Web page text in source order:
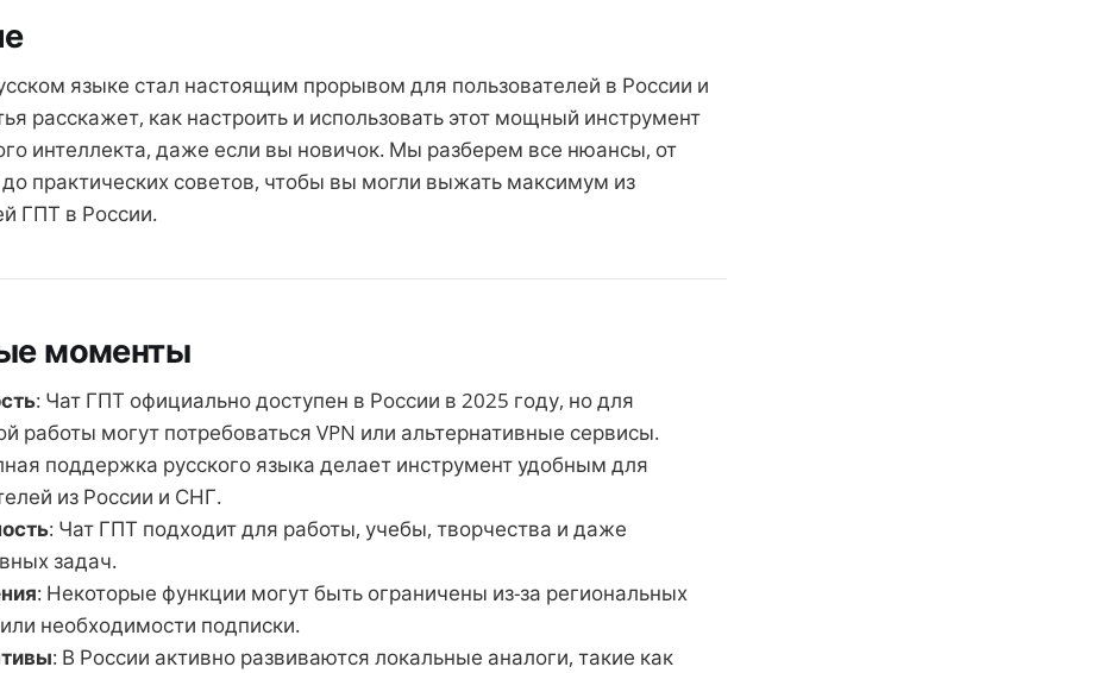
языке стал настоящим прорывом для пользователей в России и
расскажет, как настроить и использовать этот мощный инструмент
интеллекта, даже если вы новичок. Мы разберем все нюансы, от
практических советов, чтобы вы могли выжать максимум из
ГПТ в России.
моменты
: Чат ГПТ официально доступен в России в 2025 году, но для
работы могут потребоваться VPN или альтернативные сервисы.
поддержка русского языка делает инструмент удобным для
из России и СНГ.
: Чат ГПТ подходит для работы, учебы, творчества и даже
задач.
: Некоторые функции могут быть ограничены из-за региональных
необходимости подписки.
: В России активно развиваются локальные аналоги, такие как